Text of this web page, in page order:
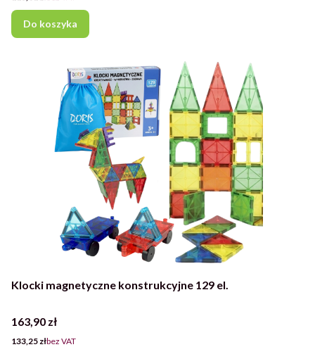
Do koszyka
Klocki magnetyczne konstrukcyjne 129 el.
Cena
163,90 zł
Cena
133,25 złbez VAT